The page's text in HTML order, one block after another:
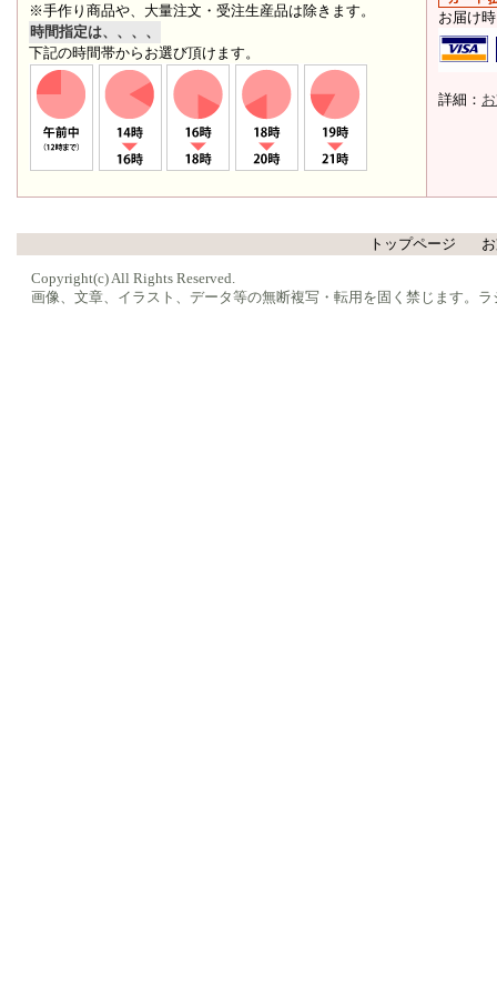
※手作り商品や、大量注文・受注生産品は除きます。
時間指定は、、、、
下記の時間帯からお選び頂けます。
お届け
詳細：
トップページ
Copyright(c) All Rights Reserved.
画像、文章、イラスト、データ等の無断複写・転用を固く禁じます。